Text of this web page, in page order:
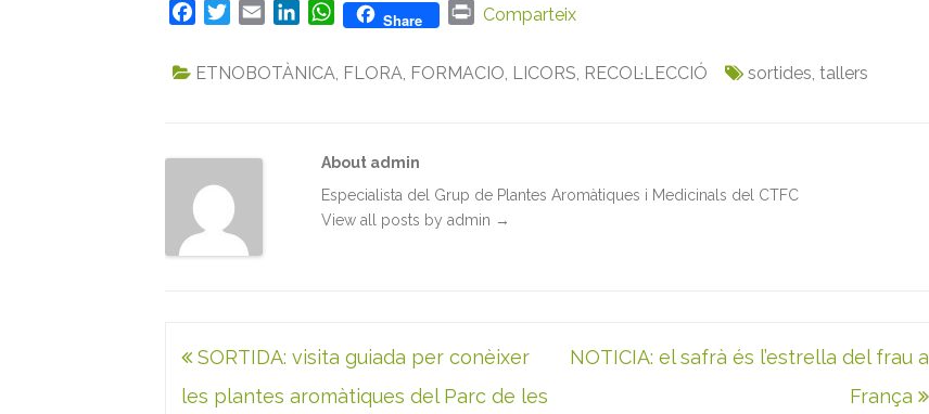
c
k
a
n
W
p
p
Share
P
i
Comparteix
ETNOBOTÀNICA, FLORA, FORMACIO, LICORS, RECOL·LECCIÓ sortides, tallers
About admin
Especialista del Grup de Plantes Aromàtiques i Medicinals del CTFC
View all posts by admin →
Navegació
d'entrades
SORTIDA: visita guiada per conèixer
les plantes aromàtiques del Parc de les
NOTICIA: el safrà és l’estrella del frau a
França